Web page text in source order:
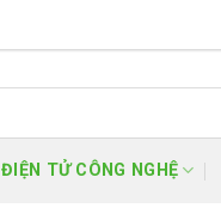
ĐIỆN TỬ CÔNG NGHỆ